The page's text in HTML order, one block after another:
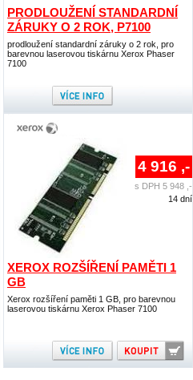
PRODLOUŽENÍ STANDARDNÍ
ZÁRUKY O 2 ROK, P7100
prodloužení standardní záruky o 2 rok, pro
barevnou laserovou tiskárnu Xerox Phaser
7100
XEROX ROZŠÍŘENÍ PAMĚTI 1
GB
Xerox rozšíření paměti 1 GB, pro barevnou
laserovou tiskárnu Xerox Phaser 7100
4 916 ,-
s DPH 5 948 ,-
14 dní